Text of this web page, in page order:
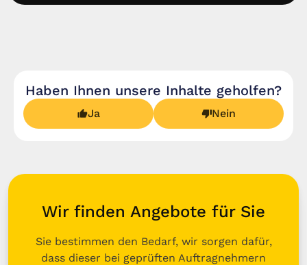
Haben Ihnen unsere Inhalte geholfen?
Ja Nein
Wir finden Angebote für Sie
Sie bestimmen den Bedarf, wir sorgen dafür,
dass dieser bei geprüften Auftragnehmern